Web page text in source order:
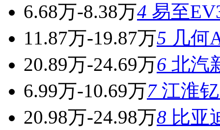
6.68万-8.38万4 易至
11.87万-19.87万5 几何
20.89万-24.69万6 北汽
6.99万-10.69万7江淮
20.98万-24.98万8 比亚